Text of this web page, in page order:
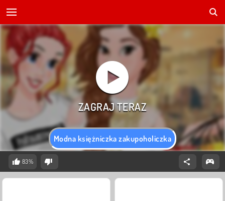
Modna księżniczka zakupoholiczka
83%